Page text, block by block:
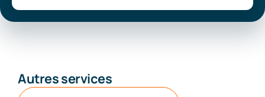
Autres services